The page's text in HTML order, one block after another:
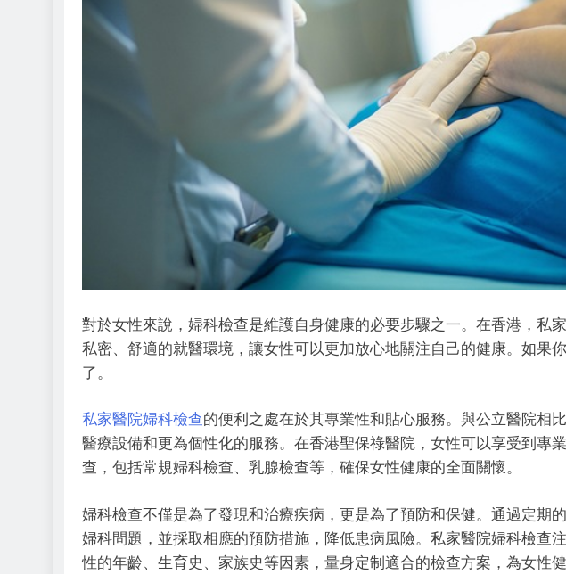
對於女性來說，婦科檢查是維護自身健康的必要步驟之一。在香港，私
私密、舒適的就醫環境，讓女性可以更加放心地關注自己的健康。如果
了。
私家醫院婦科檢查的便利之處在於其專業性和貼心服務。與公立醫院相
醫療設備和更為個性化的服務。在香港聖保祿醫院，女性可以享受到專
查，包括常規婦科檢查、乳腺檢查等，確保女性健康的全面關懷。
婦科檢查不僅是為了發現和治療疾病，更是為了預防和保健。通過定期
婦科問題，並採取相應的預防措施，降低患病風險。私家醫院婦科檢查
性的年齡、生育史、家族史等因素，量身定制適合的檢查方案，為女性健